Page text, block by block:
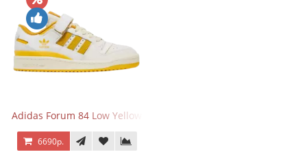
Adidas Forum 84 Low Yellow
6690р.